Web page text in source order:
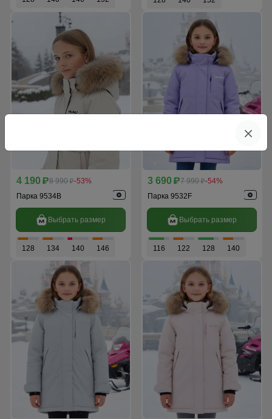
4 190 p8 990 p-53%
Парка 9534B
Выбрать размер
128 134 140 146
3 690 p7 990 p-54%
Парка 9532F
Выбрать размер
116 122 128 140